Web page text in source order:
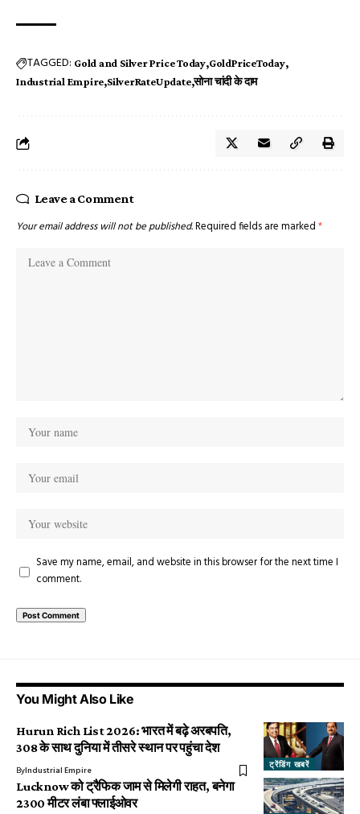
TAGGED: Gold and Silver Price Today GoldPriceToday
Industrial Empire SilverRateUpdate सोना चांदी के दाम
Leave a Comment
Your email address will not be published.Required fields are marked *
Save my name, email, and website in this browser for the next time I
comment.
You Might Also Like
ट्रेंडिंग खबरें
Hurun Rich List 2026: भारत में बढ़े अरबपति,
308 के साथ दुनिया में तीसरे स्थान पर पहुंचा देश
ByIndustrial Empire
Lucknow को ट्रैफिक जाम से मिलेगी राहत, बनेगा
2300 मीटर लंबा फ्लाईओवर